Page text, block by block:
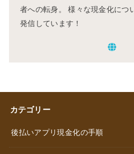
者への転身。 様々な現金化につ
発信しています！
カテゴリー
後払いアプリ現金化の手順